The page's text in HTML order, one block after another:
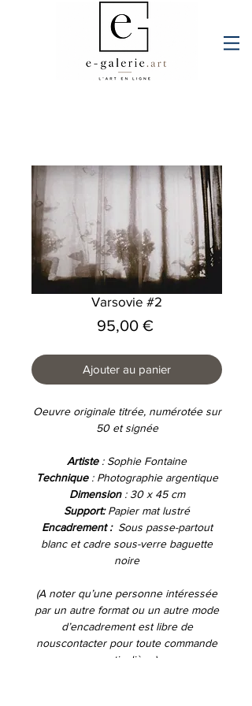
Varsovie #2
95,00 €Prix
Ajouter au panier
Oeuvre originale titrée, numérotée sur
50 et signée
Artiste : Sophie Fontaine
Technique: Photographie argentique
Dimension: 30 x 45 cm
Support:Papier mat lustré
Encadrement : Sous passe-partout
blanc et cadre sous-verre baguette
noire
(A noter qu’une personne intéressée
par un autre format ou un autre mode
d’encadrement est libre de
nouscontacter pour toute commande
particulière.)